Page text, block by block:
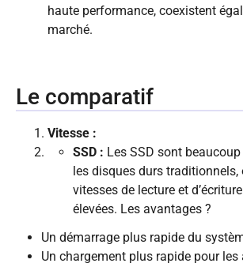
haute performance, coexistent
marché.
Le comparatif
Vitesse :
SSD : Les SSD sont
les disques durs
vitesses de lecture et
élevées. Les avantages ?
Un démarrage plus rapide du
Un chargement plus rapide pour